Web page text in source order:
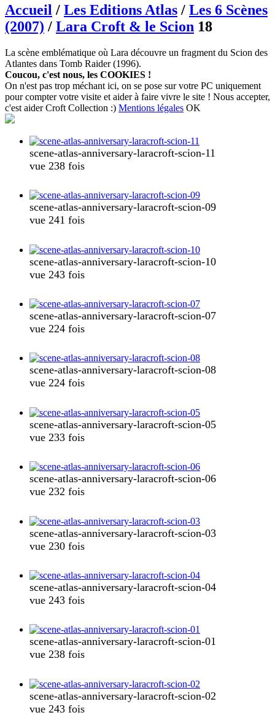
Accueil / Les Editions Atlas / Les 6 Scènes
(2007) / Lara Croft & le Scion 18
La scène emblématique où Lara découvre un fragment du Scion des
Atlantes dans Tomb Raider (1996).
Coucou, c'est nous, les COOKIES !
On n'est pas trop méchant ici, on se pose sur votre PC uniquement
pour compter votre visite et aider à faire vivre le site ! Nous accepter,
c'est aider Croft Collection :) Mentions légales OK
scene-atlas-anniversary-laracroft-scion-11
vue 238 fois
scene-atlas-anniversary-laracroft-scion-09
vue 241 fois
scene-atlas-anniversary-laracroft-scion-10
vue 243 fois
scene-atlas-anniversary-laracroft-scion-07
vue 224 fois
scene-atlas-anniversary-laracroft-scion-08
vue 224 fois
scene-atlas-anniversary-laracroft-scion-05
vue 233 fois
scene-atlas-anniversary-laracroft-scion-06
vue 232 fois
scene-atlas-anniversary-laracroft-scion-03
vue 230 fois
scene-atlas-anniversary-laracroft-scion-04
vue 243 fois
scene-atlas-anniversary-laracroft-scion-01
vue 238 fois
scene-atlas-anniversary-laracroft-scion-02
vue 243 fois